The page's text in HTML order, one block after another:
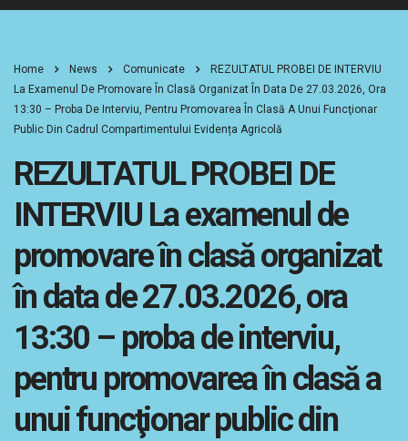
Home News Comunicate
REZULTATUL PROBEI DE INTERVIU
La Examenul De Promovare În Clasă Organizat În Data De 27.03.2026, Ora
13:30 – Proba De Interviu, Pentru Promovarea În Clasă A Unui Funcţionar
Public Din Cadrul Compartimentului Evidența Agricolă
REZULTATUL PROBEI DE
INTERVIU La examenul de
promovare în clasă organizat
în data de 27.03.2026, ora
13:30 – proba de interviu,
pentru promovarea în clasă a
unui funcţionar public din